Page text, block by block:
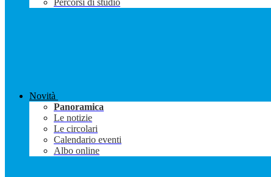
Percorsi di studio
Novità
Panoramica
Le notizie
Le circolari
Calendario eventi
Albo online